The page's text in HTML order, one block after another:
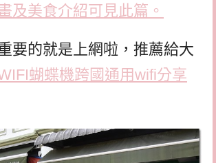
及美食介紹可見此篇。
要的就是上網啦，推薦給大
蝴蝶機跨國通用wifi分享